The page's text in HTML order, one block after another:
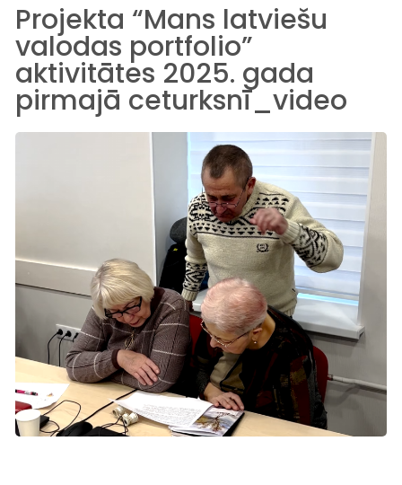
Projekta “Mans latviešu
valodas portfolio”
aktivitātes 2025. gada
pirmajā ceturksnī_video